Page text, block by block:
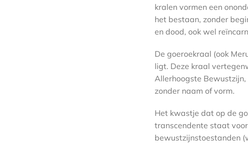
kralen vormen een
het bestaan, zonder
en dood, ook wel
De goeroekraal (ook
ligt. Deze kraal
Allerhoogste
zonder naam of vorm.
Het kwastje dat op de
transcendente staat
bewustzijnstoestanden